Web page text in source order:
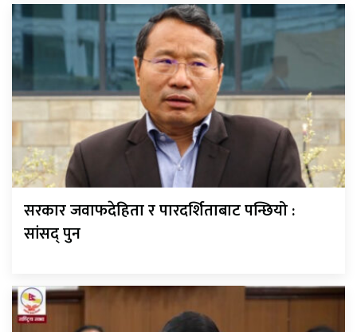
सरकार जवाफदेहिता र पारदर्शिताबाट पन्छियो :
सांसद् पुन